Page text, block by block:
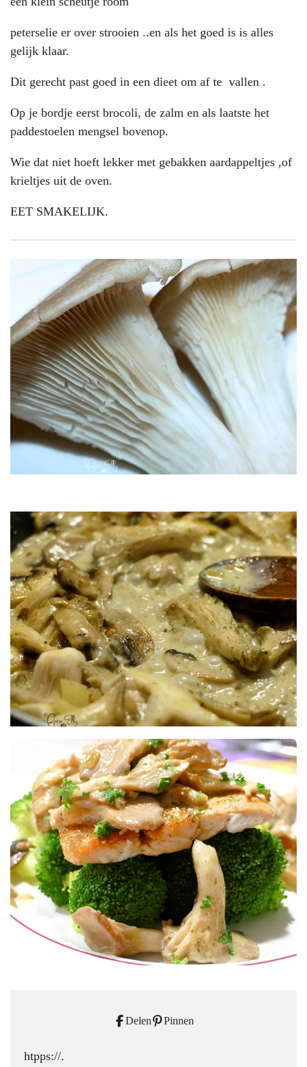
peterselie er over strooien ..en als het goed is is alles
gelijk klaar.
Dit gerecht past goed in een dieet om af te vallen .
Op je bordje eerst brocoli, de zalm en als laatste het
paddestoelen mengsel bovenop.
Wie dat niet hoeft lekker met gebakken aardappeltjes ,of
krieltjes uit de oven.
EET SMAKELIJK.
Delen Pinnen
htpps://.